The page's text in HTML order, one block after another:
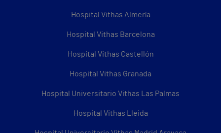
Hospital Vithas Almería
Hospital Vithas Barcelona
Hospital Vithas Castellón
Hospital Vithas Granada
Hospital Universitario Vithas Las Palmas
Hospital Vithas Lleida